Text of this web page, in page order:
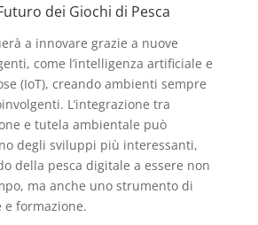
dei Giochi di Pesca
a innovare grazie a nuove
come l’intelligenza artificiale e
(IoT), creando ambienti sempre
L’integrazione tra
e tutela ambientale può
degli sviluppi più interessanti,
della pesca digitale a essere non
ma anche uno strumento di
e formazione.